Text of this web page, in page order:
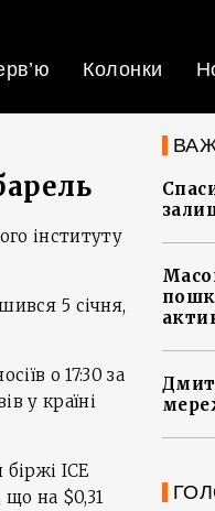
Колонки
інституту
5 січня,
о 17:30 за
у країні
ICE
що на $0,31